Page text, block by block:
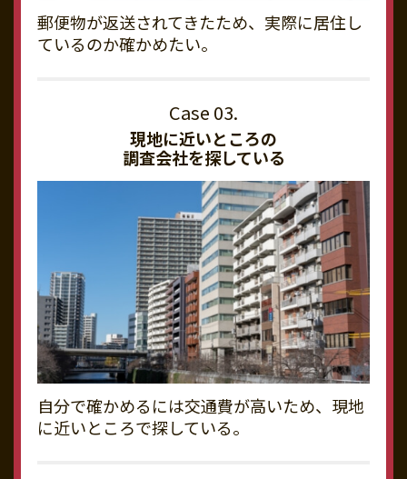
郵便物が返送されてきたため、実際に居住し
ているのか確かめたい。
現地に近いところの
調査会社を探している
自分で確かめるには交通費が高いため、現地
に近いところで探している。